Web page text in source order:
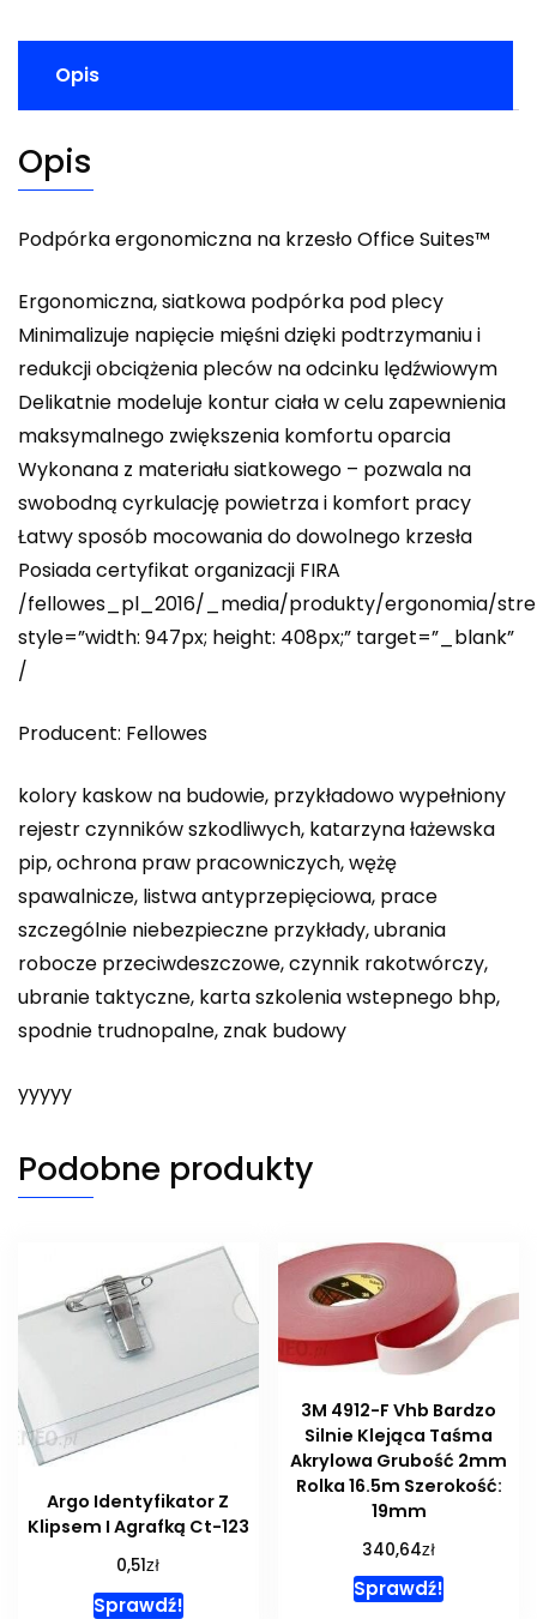
Opis
Opis
Podpórka ergonomiczna na krzesło Office Suites™
Ergonomiczna, siatkowa podpórka pod plecy
Minimalizuje napięcie mięśni dzięki podtrzymaniu i
redukcji obciążenia pleców na odcinku lędźwiowym
Delikatnie modeluje kontur ciała w celu zapewnienia
maksymalnego zwiększenia komfortu oparcia
Wykonana z materiału siatkowego – pozwala na
swobodną cyrkulację powietrza i komfort pracy
Łatwy sposób mocowania do dowolnego krzesła
Posiada certyfikat organizacji FIRA
/fellowes_pl_2016/_media/produkty/ergonomia/
style=”width: 947px; height: 408px;” target=”_blank”
/
Producent: Fellowes
kolory kaskow na budowie, przykładowo wypełniony
rejestr czynników szkodliwych, katarzyna łażewska
pip, ochrona praw pracowniczych, wężę
spawalnicze, listwa antyprzepięciowa, prace
szczególnie niebezpieczne przykłady, ubrania
robocze przeciwdeszczowe, czynnik rakotwórczy,
ubranie taktyczne, karta szkolenia wstepnego bhp,
spodnie trudnopalne, znak budowy
yyyyy
Podobne produkty
Argo Identyfikator Z
Klipsem I Agrafką Ct-123
0,51zł
Sprawdź!
3M 4912-F Vhb Bardzo
Silnie Klejąca Taśma
Akrylowa Grubość 2mm
Rolka 16.5m Szerokość:
19mm
340,64zł
Sprawdź!